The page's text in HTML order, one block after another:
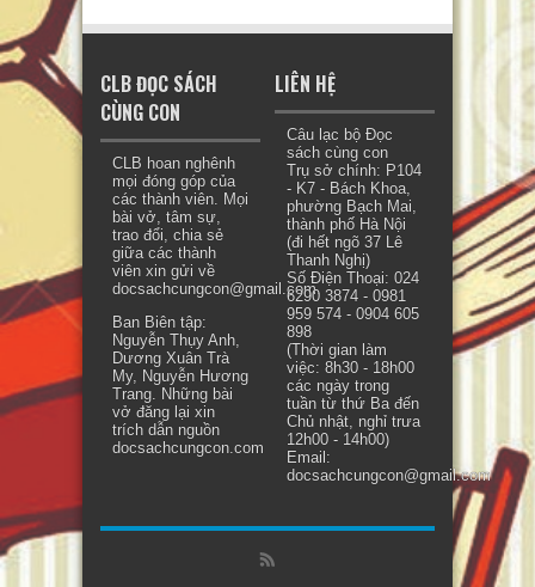
CLB ĐỌC SÁCH
CÙNG CON
CLB hoan nghênh
mọi đóng góp của
các thành viên. Mọi
bài vở, tâm sự,
trao đổi, chia sẻ
giữa các thành
viên xin gửi về
docsachcungcon@gmail.com.
Ban Biên tập:
Nguyễn Thụy Anh,
Dương Xuân Trà
My, Nguyễn Hương
Trang. Những bài
vở đăng lại xin
trích dẫn nguồn
docsachcungcon.com
LIÊN HỆ
Câu lạc bộ Đọc
sách cùng con
Trụ sở chính: P104
- K7 - Bách Khoa,
phường Bạch Mai,
thành phố Hà Nội
(đi hết ngõ 37 Lê
Thanh Nghị)
Số Điện Thoại: 024
6290 3874 - 0981
959 574 - 0904 605
898
(Thời gian làm
việc: 8h30 - 18h00
các ngày trong
tuần từ thứ Ba đến
Chủ nhật, nghỉ trưa
12h00 - 14h00)
Email:
docsachcungcon@gmail.com